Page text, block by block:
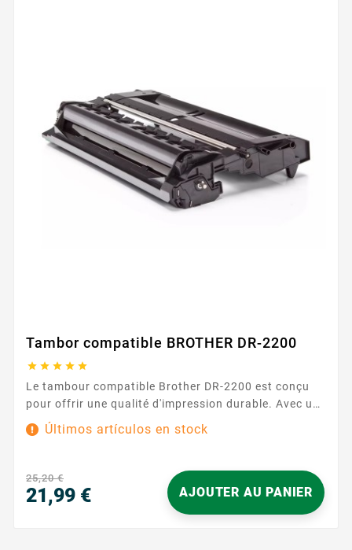
Tambor compatible BROTHER DR-2200
    
Le tambour compatible Brother DR-2200 est conçu
pour offrir une qualité d'impression durable. Avec une
capacité d'impression de 12 000 pages, ce tambour
assure des performances fiables et durables.
12 000 pages Garantie : 2 ans ...
Últimos artículos en stock
25,20 €
21,99 € AJOUTER AU PANIER